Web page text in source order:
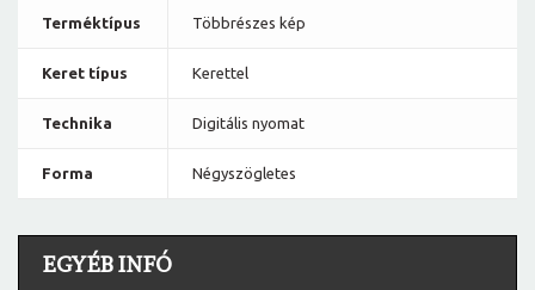
Terméktípus Többrészes kép
Keret típus Kerettel
Technika Digitális nyomat
Forma Négyszögletes
EGYÉB INFÓ